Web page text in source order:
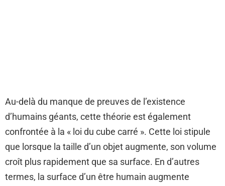
Au-delà du manque de preuves de l’existence
d’humains géants, cette théorie est également
confrontée à la « loi du cube carré ». Cette loi stipule
que lorsque la taille d’un objet augmente, son volume
croît plus rapidement que sa surface. En d’autres
termes, la surface d’un être humain augmente